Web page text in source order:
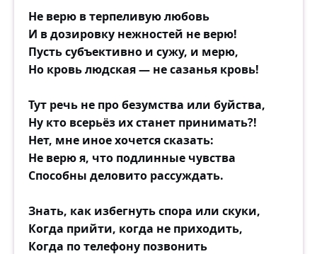
Не верю в терпеливую любовь
И в дозировку нежностей не верю!
Пусть субъективно и сужу, и мерю,
Но кровь людская — не сазанья кровь!
Тут речь не про безумства или буйства,
Ну кто всерьёз их станет принимать?!
Нет, мне иное хочется сказать:
Не верю я, что подлинные чувства
Способны деловито рассуждать.
Знать, как избегнуть спора или скуки,
Когда прийти, когда не приходить,
Когда по телефону позвонить